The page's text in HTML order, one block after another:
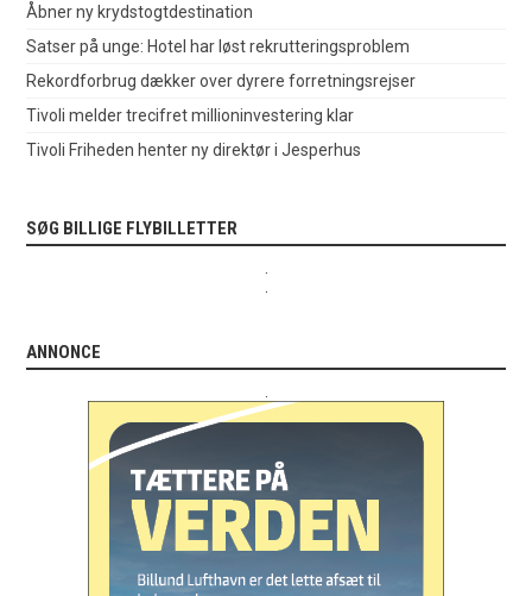
Åbner ny krydstogtdestination
Satser på unge: Hotel har løst rekrutteringsproblem
Rekordforbrug dækker over dyrere forretningsrejser
Tivoli melder trecifret millioninvestering klar
Tivoli Friheden henter ny direktør i Jesperhus
SØG BILLIGE FLYBILLETTER
ANNONCE